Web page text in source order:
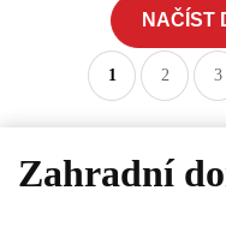
NAČÍST
1 2 3
Zahradní